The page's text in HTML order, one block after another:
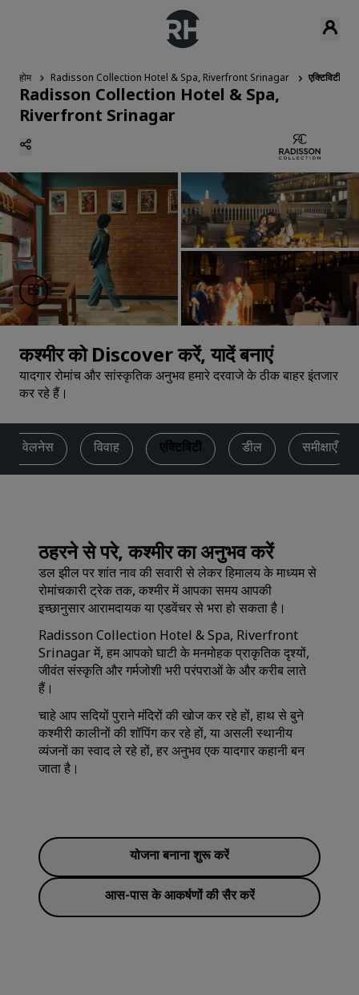
होम Radisson Collection Hotel & Spa, Riverfront Srinagar एक्टिविटी
Radisson Collection Hotel & Spa,
Riverfront Srinagar
कश्मीर को Discover करें, यादें बनाएं
यादगार रोमांच और सांस्कृतिक अनुभव हमारे दरवाजे के ठीक बाहर इंतजार
कर रहे हैं।
और वेलनेस विवाह एक्टिविटी डील समीक्षाएँ
ठहरने से परे, कश्मीर का अनुभव करें
डल झील पर शांत नाव की सवारी से लेकर हिमालय के माध्यम से
रोमांचकारी ट्रेक तक, कश्मीर में आपका समय आपकी
इच्छानुसार आरामदायक या एडवेंचर से भरा हो सकता है।
Radisson Collection Hotel & Spa, Riverfront
Srinagar में, हम आपको घाटी के मनमोहक प्राकृतिक दृश्यों,
जीवंत संस्कृति और गर्मजोशी भरी परंपराओं के और करीब लाते
हैं।
चाहे आप सदियों पुराने मंदिरों की खोज कर रहे हों, हाथ से बुने
कश्मीरी कालीनों की शॉपिंग कर रहे हों, या असली स्थानीय
व्यंजनों का स्वाद ले रहे हों, हर अनुभव एक यादगार कहानी बन
जाता है।
योजना बनाना शुरू करें
आस-पास के आकर्षणों की सैर करें